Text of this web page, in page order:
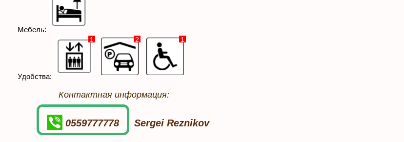
Мебель:
Удобства:
1 2 1
Контактная информация:
0559777778 Sergei Reznikov